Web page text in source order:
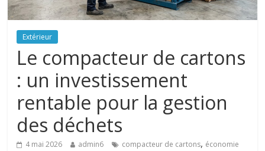
Extérieur
Le compacteur de cartons
: un investissement
rentable pour la gestion
des déchets
4 mai 2026 admin6 compacteur de cartons, économie